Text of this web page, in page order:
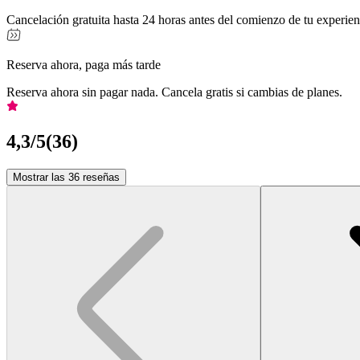
Cancelación gratuita hasta 24 horas antes del comienzo de tu
Reserva ahora, paga más tarde
Reserva ahora sin pagar nada. Cancela gratis si cambias de planes.
4,3/5(36)
Mostrar las 36 reseñas